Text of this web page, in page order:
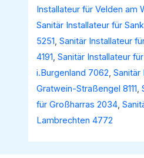
Installateur für Velden am
Sanitär Installateur für
5251,Sanitär Installateur
4191,Sanitär Installateur
i.Burgenland 7062,Sanitär
Gratwein-Straßengel 8111,
für Großharras 2034,
Lambrechten 4772